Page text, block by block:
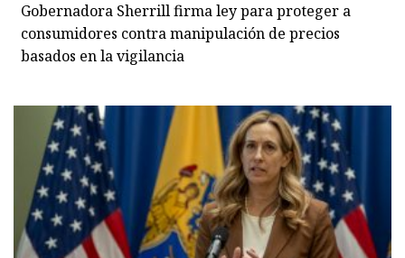
Gobernadora Sherrill firma ley para proteger a
consumidores contra manipulación de precios
basados en la vigilancia